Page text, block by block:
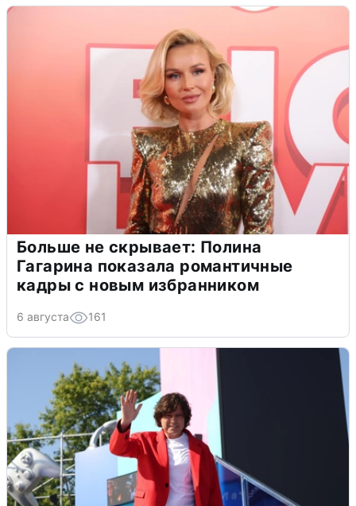
Больше не скрывает: Полина
Гагарина показала романтичные
кадры с новым избранником
6 августа 161